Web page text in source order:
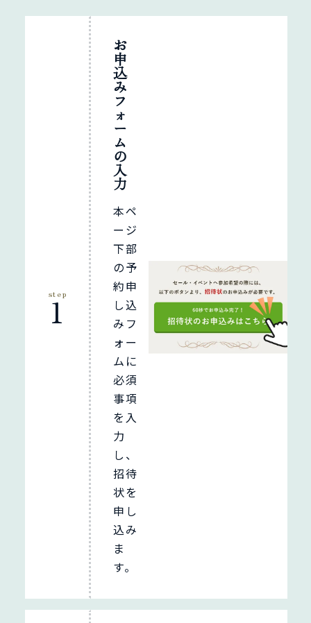
step
1
お
申
込
み
フ
ォ
ー
ム
の
入
力
本ペ
ージ
下部
の予
約申
し込
みフ
ォー
ムに
必須
事項
を入
力
し、
招待
状を
申し
込み
ま
す。